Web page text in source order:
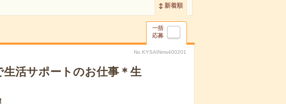
新着順
一括
応募
No.KYSAINms400201
生活サポートのお仕事＊生